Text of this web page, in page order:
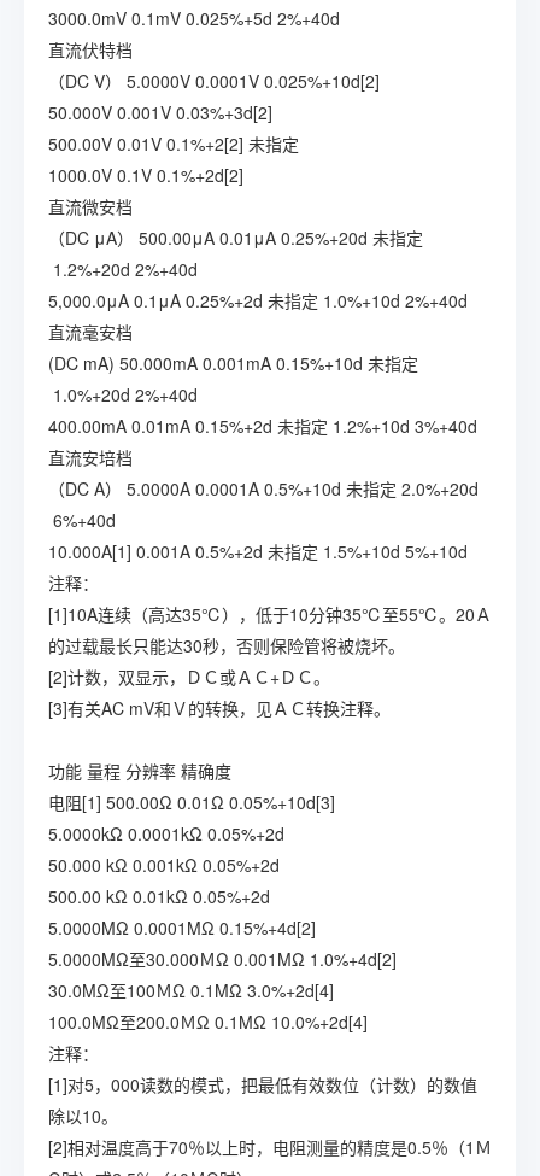
3000.0mV 0.1mV 0.025%+5d 2%+40d
直流伏特档
（DC V）
5.0000V 0.0001V 0.025%+10d[2]
50.000V 0.001V 0.03%+3d[2]
500.00V 0.01V 0.1%+2[2] 未指定
1000.0V 0.1V 0.1%+2d[2]
直流微安档
（DC μA）
500.00μA 0.01μA 0.25%+20d 未指定
1.2%+20d 2%+40d
5,000.0μA 0.1μA 0.25%+2d 未指定 1.0%+10d 2%+40d
直流毫安档
(DC mA) 50.000mA 0.001mA 0.15%+10d 未指定
1.0%+20d 2%+40d
400.00mA 0.01mA 0.15%+2d 未指定 1.2%+10d 3%+40d
直流安培档
（DC A）
5.0000A 0.0001A 0.5%+10d 未指定 2.0%+20d
6%+40d
10.000A[1] 0.001A 0.5%+2d 未指定 1.5%+10d 5%+10d
注释：
[1]10A连续（高达35℃），低于10分钟35℃至55℃。20Ａ
的过载最长只能达30秒，否则保险管将被烧坏。
[2]计数，双显示，ＤＣ或ＡＣ+ＤＣ。
[3]有关AC mV和Ｖ的转换，见ＡＣ转换注释。
功能 量程 分辨率 精确度
电阻[1] 500.00Ω 0.01Ω 0.05%+10d[3]
5.0000kΩ 0.0001kΩ 0.05%+2d
50.000 kΩ 0.001kΩ 0.05%+2d
500.00 kΩ 0.01kΩ 0.05%+2d
5.0000MΩ 0.0001MΩ 0.15%+4d[2]
5.0000MΩ至30.000ＭΩ 0.001MΩ 1.0%+4d[2]
30.0MΩ至100ＭΩ 0.1MΩ 3.0%+2d[4]
100.0MΩ至200.0ＭΩ 0.1MΩ 10.0%+2d[4]
注释：
[1]对5，000读数的模式，把最低有效数位（计数）的数值
除以10。
[2]相对温度高于70％以上时，电阻测量的精度是0.5％（1Ｍ